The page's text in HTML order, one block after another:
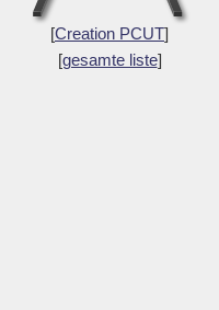
[Creation PCUT]
[gesamte liste]